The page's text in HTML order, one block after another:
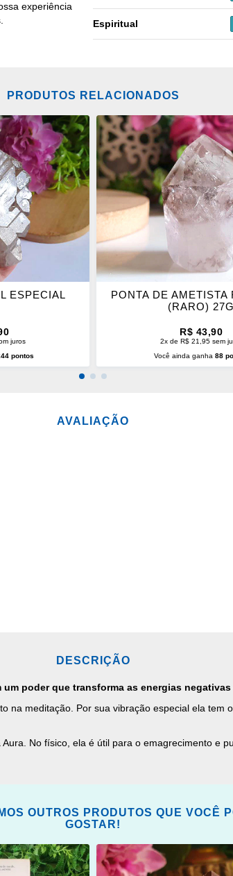
experiência
Espiritual
PRODUTOS RELACIONADOS
ESPECIAL
juros
pontos
ADICIONAR
OS
FAVORITOS
PONTA DE AMETISTA
(RARO) 27G
R$ 43,90
2x de R$ 21,95 sem
Você ainda ganha88
AVALIAÇÃO
DESCRIÇÃO
poder que transforma as energias
na meditação. Por sua vibração especial ela
No físico, ela é útil para o emagrecimento e
OUTROS PRODUTOS QUE VOCÊ
GOSTAR!
ADICIONAR